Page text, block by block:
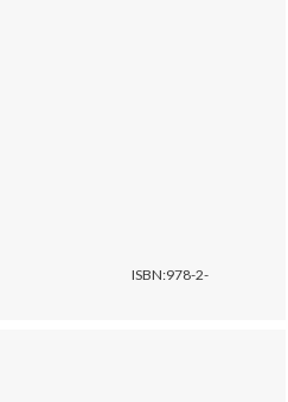
ISBN:978-2-